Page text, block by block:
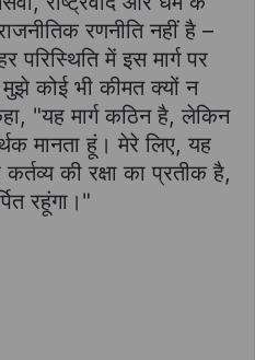
रणनीति नहीं है –
में इस मार्ग पर
कोई भी कीमत क्यों न
"यह मार्ग कठिन है, लेकिन
मानता हूं। मेरे लिए, यह
की रक्षा का प्रतीक है,
रहूंगा।"